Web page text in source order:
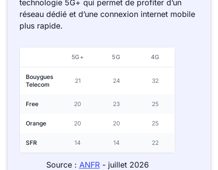
technologie 5G+ qui permet de profiter d’un
réseau dédié et d’une connexion internet mobile
plus rapide.
5G+ 5G 4G
Bouygues
Telecom
21 24 32
Free 20 23 25
Orange 20 20 25
SFR 14 14 22
Source : ANFR- juillet 2026